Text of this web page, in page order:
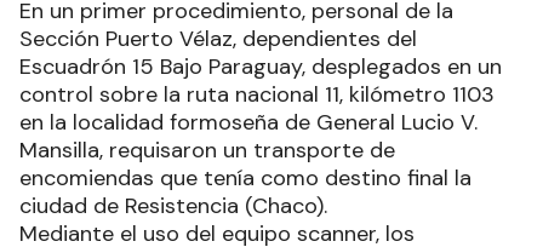
En un primer procedimiento, personal de la
Sección Puerto Vélaz, dependientes del
Escuadrón 15 Bajo Paraguay, desplegados en un
control sobre la ruta nacional 11, kilómetro 1103
en la localidad formoseña de General Lucio V.
Mansilla, requisaron un transporte de
encomiendas que tenía como destino final la
ciudad de Resistencia (Chaco).
Mediante el uso del equipo scanner, los